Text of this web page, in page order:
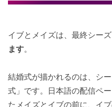
イブとメイズは、最終シー
ます。
結婚式が描かれるのは、シ
式」です。日本語の配信ペ
たメイズとイブの前に、イ